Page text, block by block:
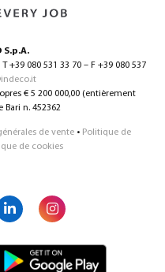
S.p.A.
+39 080 531 33 70 – F +39 080 537
€ 5 200 000,00 (entièrement
Bari n. 452362
de vente• Politique de
de cookies